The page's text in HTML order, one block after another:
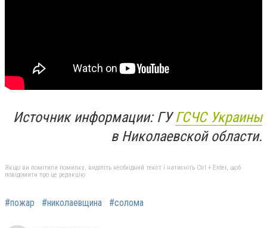
Источник информации: ГУГСЧС Украины
в Николаевской области.
Якщо ви помітили помилку, виділіть необхідний текст і натисніть Ctrl + Enter, щоб
повідомити про це редакцію
#пожар #николаевщина #солома